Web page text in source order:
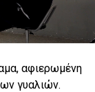
αφιερωμένη
γυαλιών.